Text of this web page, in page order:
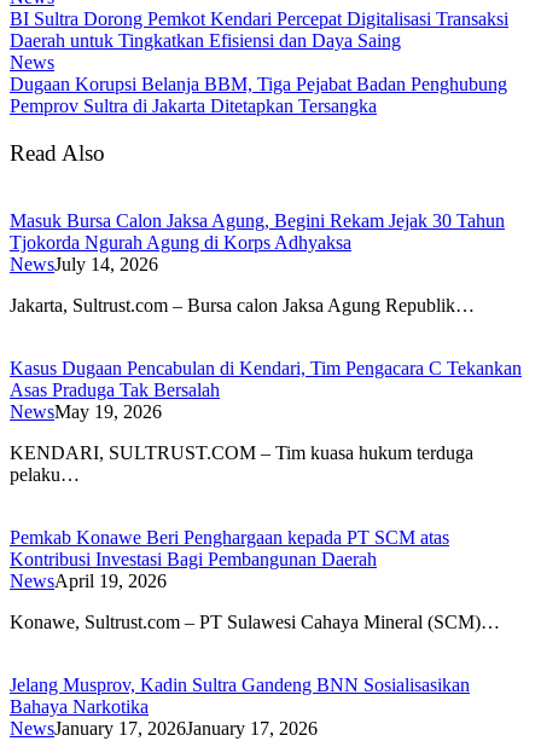
BI Sultra Dorong Pemkot Kendari Percepat Digitalisasi Transaksi
Daerah untuk Tingkatkan Efisiensi dan Daya Saing
News
Dugaan Korupsi Belanja BBM, Tiga Pejabat Badan Penghubung
Pemprov Sultra di Jakarta Ditetapkan Tersangka
Read Also
Masuk Bursa Calon Jaksa Agung, Begini Rekam Jejak 30 Tahun
Tjokorda Ngurah Agung di Korps Adhyaksa
NewsJuly 14, 2026
​Jakarta, Sultrust.com – Bursa calon Jaksa Agung Republik…
Kasus Dugaan Pencabulan di Kendari, Tim Pengacara C Tekankan
Asas Praduga Tak Bersalah
NewsMay 19, 2026
KENDARI, SULTRUST.COM – Tim kuasa hukum terduga
pelaku…
Pemkab Konawe Beri Penghargaan kepada PT SCM atas
Kontribusi Investasi Bagi Pembangunan Daerah
NewsApril 19, 2026
Konawe, Sultrust.com – PT Sulawesi Cahaya Mineral (SCM)…
Jelang Musprov, Kadin Sultra Gandeng BNN Sosialisasikan
Bahaya Narkotika
NewsJanuary 17, 2026January 17, 2026